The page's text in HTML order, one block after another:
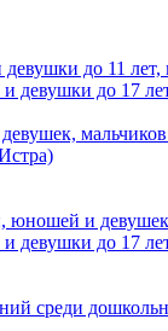
до 11
до 17
юношей и
до 17
среди